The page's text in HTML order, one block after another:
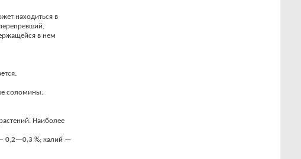
находиться в
в нем
соломины.
Наиболее
— 0,2—0,3 %; калий —